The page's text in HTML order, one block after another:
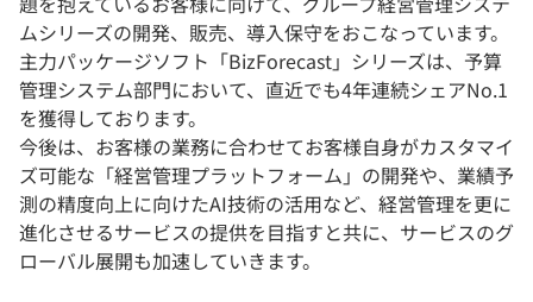
ムシリーズの開発、販売、導入保守をおこなっています。
主力パッケージソフト「BizForecast」シリーズは、予算
管理システム部門において、直近でも4年連続シェアNo.1
を獲得しております。
今後は、お客様の業務に合わせてお客様自身がカスタマイ
ズ可能な「経営管理プラットフォーム」の開発や、業績予
測の精度向上に向けたAI技術の活用など、経営管理を更に
進化させるサービスの提供を目指すと共に、サービスのグ
ローバル展開も加速していきます。